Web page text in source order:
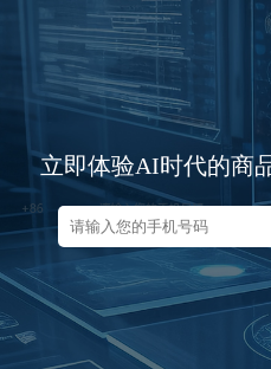
立即体验AI时代的商